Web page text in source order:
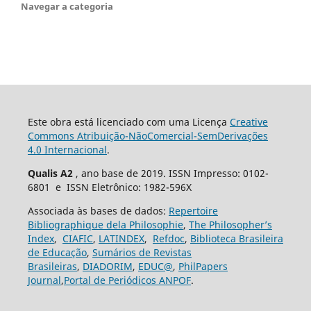
Navegar a categoria
Este obra está licenciado com uma Licença Creative
Commons Atribuição-NãoComercial-SemDerivações
4.0 Internacional.
Qualis A2 , ano base de 2019. ISSN Impresso: 0102-
6801 e ISSN Eletrônico: 1982-596X
Associada às bases de dados: Repertoire
Bibliographique dela Philosophie, The Philosopher’s
Index, CIAFIC, LATINDEX, Refdoc, Biblioteca Brasileira
de Educação, Sumários de Revistas
Brasileiras, DIADORIM, EDUC@, PhilPapers
Journal,Portal de Periódicos ANPOF.